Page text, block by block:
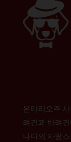
온타리오주
려견과 반려
나다의 자랑